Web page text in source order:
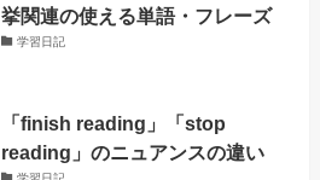
挙関連の使える単語・フレーズ
学習日記
「finish reading」「stop
reading」のニュアンスの違い